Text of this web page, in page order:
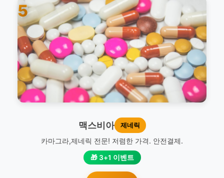
5
맥스비아 제네릭
카마그라,제네릭 전문! 저렴한 가격. 안전결제.
🎁 3+1 이벤트